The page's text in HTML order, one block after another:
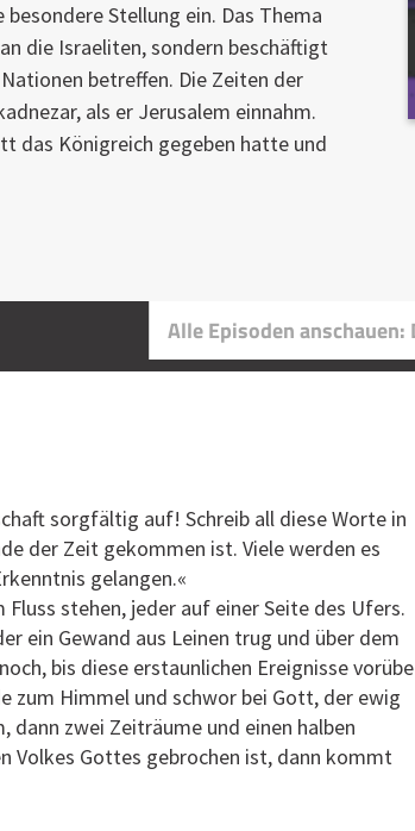
Stellung ein. Das Thema
die Israeliten, sondern beschäftigt
betreffen. Die Zeiten der
als er Jerusalem einnahm.
das Königreich gegeben hatte und
Alle Episoden anschauen:
sorgfältig auf! Schreib all diese Worte in
der Zeit gekommen ist. Viele werden es
gelangen.«
Fluss stehen, jeder auf einer Seite des Ufers.
ein Gewand aus Leinen trug und über dem
bis diese erstaunlichen Ereignisse
zum Himmel und schwor bei Gott, der ewig
dann zwei Zeiträume und einen halben
Volkes Gottes gebrochen ist, dann kommt